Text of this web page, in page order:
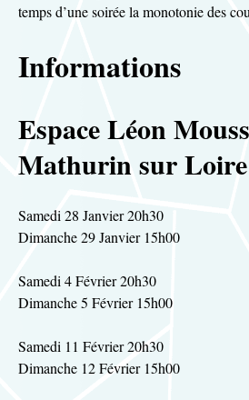
temps d’une soirée la monotonie des
Informations
Espace Léon
Mathurin sur Loire
Samedi 28 Janvier 20h30
Dimanche 29 Janvier 15h00
Samedi 4 Février 20h30
Dimanche 5 Février 15h00
Samedi 11 Février 20h30
Dimanche 12 Février 15h00